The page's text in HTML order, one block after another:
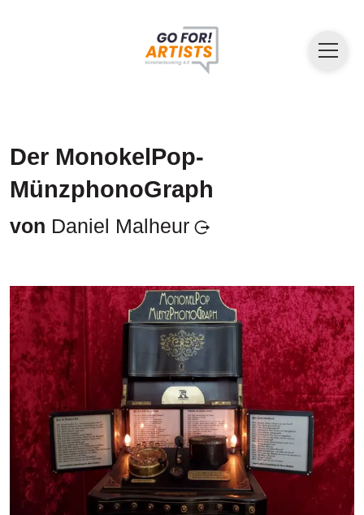
Der MonokelPop-
MünzphonoGraph
von Daniel Malheur